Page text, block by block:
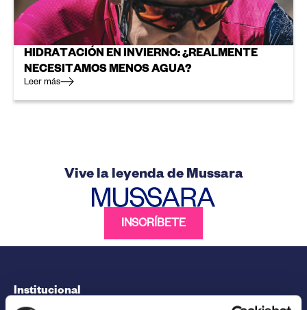
HIDRATACIÓN EN INVIERNO: ¿REALMENTE
NECESITAMOS MENOS AGUA?
Leer más
Vive la leyenda de Mussara
INSCRÍBETE
Institucional